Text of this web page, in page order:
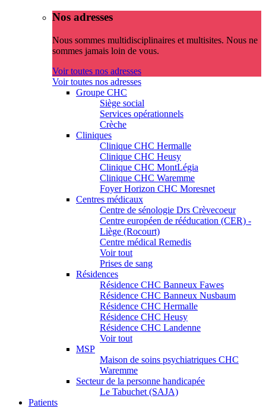
Nos adresses
Nous sommes multidisciplinaires et multisites. Nous ne
sommes jamais loin de vous.
Voir toutes nos adresses
Voir toutes nos adresses
Groupe CHC
Siège social
Services opérationnels
Crèche
Cliniques
Clinique CHC Hermalle
Clinique CHC Heusy
Clinique CHC MontLégia
Clinique CHC Waremme
Foyer Horizon CHC Moresnet
Centres médicaux
Centre de sénologie Drs Crèvecoeur
Centre européen de rééducation (CER) -
Liège (Rocourt)
Centre médical Remedis
Voir tout
Prises de sang
Résidences
Résidence CHC Banneux Fawes
Résidence CHC Banneux Nusbaum
Résidence CHC Hermalle
Résidence CHC Heusy
Résidence CHC Landenne
Voir tout
MSP
Maison de soins psychiatriques CHC
Waremme
Secteur de la personne handicapée
Le Tabuchet (SAJA)
Patients